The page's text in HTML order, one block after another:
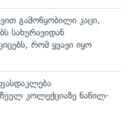
გამოწყობილი კაცი,
სახურავიდან
რომ ყვავი იყო
კოლექციაზე ნაწილ-